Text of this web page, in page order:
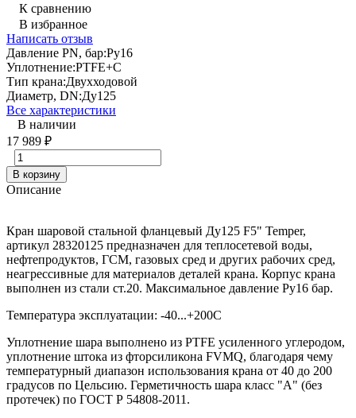
К сравнению
В избранное
Написать отзыв
Давление PN, бар:Ру16
Уплотнение:PTFE+C
Тип крана:Двухходовой
Диаметр, DN:Ду125
Все характеристики
В наличии
17 989 ₽
В корзину
Описание
Кран шаровой стальной фланцевый Ду125 F5" Temper,
артикул 28320125 предназначен для теплосетевой воды,
нефтепродуктов, ГСМ, газовых сред и других рабочих сред,
неагрессивные для материалов деталей крана. Корпус крана
выполнен из стали ст.20. Максимальное давление Ру16 бар.
Температура эксплуатации: -40...+200С
Уплотнение шара выполнено из PTFE усиленного углеродом,
уплотнение штока из фторсиликона FVMQ, благодаря чему
температурный диапазон использования крана от 40 до 200
градусов по Цельсию. Герметичность шара класс "А" (без
протечек) по ГОСТ Р 54808-2011.